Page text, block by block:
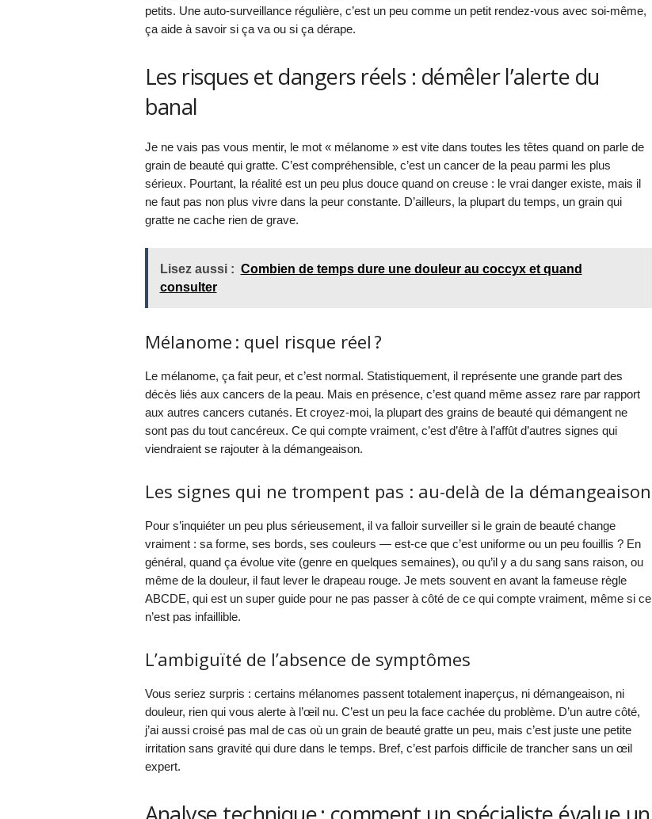
petits. Une auto-surveillance régulière, c’est un peu comme un petit rendez-vous avec soi-même,
ça aide à savoir si ça va ou si ça dérape.
Les risques et dangers réels : démêler l’alerte du
banal
Je ne vais pas vous mentir, le mot « mélanome » est vite dans toutes les têtes quand on parle de
grain de beauté qui gratte. C’est compréhensible, c’est un cancer de la peau parmi les plus
sérieux. Pourtant, la réalité est un peu plus douce quand on creuse : le vrai danger existe, mais il
ne faut pas non plus vivre dans la peur constante. D’ailleurs, la plupart du temps, un grain qui
gratte ne cache rien de grave.
Lisez aussi : Combien de temps dure une douleur au coccyx et quand
consulter
Mélanome : quel risque réel ?
Le mélanome, ça fait peur, et c’est normal. Statistiquement, il représente une grande part des
décès liés aux cancers de la peau. Mais en présence, c’est quand même assez rare par rapport
aux autres cancers cutanés. Et croyez-moi, la plupart des grains de beauté qui démangent ne
sont pas du tout cancéreux. Ce qui compte vraiment, c’est d’être à l’affût d’autres signes qui
viendraient se rajouter à la démangeaison.
Les signes qui ne trompent pas : au-delà de la démangeaison
Pour s’inquiéter un peu plus sérieusement, il va falloir surveiller si le grain de beauté change
vraiment : sa forme, ses bords, ses couleurs — est-ce que c’est uniforme ou un peu fouillis ? En
général, quand ça évolue vite (genre en quelques semaines), ou qu’il y a du sang sans raison, ou
même de la douleur, il faut lever le drapeau rouge. Je mets souvent en avant la fameuse règle
ABCDE, qui est un super guide pour ne pas passer à côté de ce qui compte vraiment, même si ce
n’est pas infaillible.
L’ambiguïté de l’absence de symptômes
Vous seriez surpris : certains mélanomes passent totalement inaperçus, ni démangeaison, ni
douleur, rien qui vous alerte à l’œil nu. C’est un peu la face cachée du problème. D’un autre côté,
j’ai aussi croisé pas mal de cas où un grain de beauté gratte un peu, mais c’est juste une petite
irritation sans gravité qui dure dans le temps. Bref, c’est parfois difficile de trancher sans un œil
expert.